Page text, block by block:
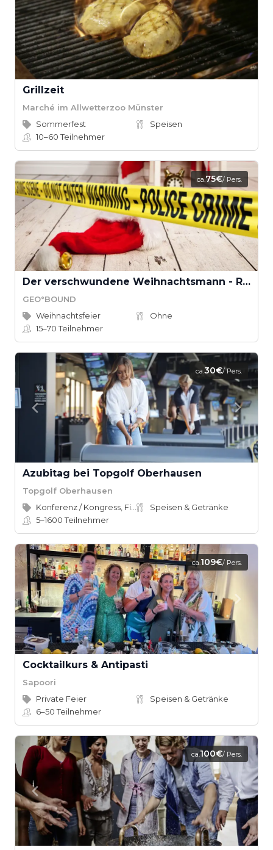
Grillzeit
Marché im Allwetterzoo Münster
Sommerfest
Speisen
10–60Teilnehmer
ca.75€/ Pers.
Der verschwundene Weihnachtsmann - Rettet Weihnachten! (Teamevent)
GEO°BOUND
Weihnachtsfeier
Ohne
15–70Teilnehmer
ca.30€/ Pers.
Azubitag bei Topgolf Oberhausen
Topgolf Oberhausen
Speisen & Getränke
5–1600Teilnehmer
ca.109€/ Pers.
Cocktailkurs & Antipasti
Sapoori
Private Feier
Speisen & Getränke
6–50Teilnehmer
ca.100€/ Pers.